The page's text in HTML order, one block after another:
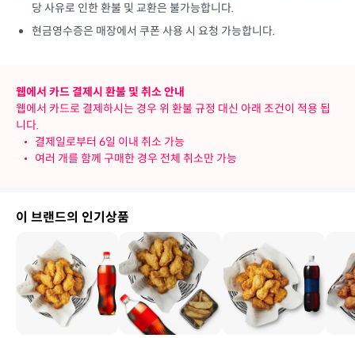
당 사유로 인한 환불 및 교환은 불가능합니다.
현금영수증은 매장에서 쿠폰 사용 시 요청 가능합니다.
웹에서 카드 결제시 환불 및 취소 안내
웹에서 카드로 결제하시는 경우 위 환불 규정 대신 아래 조건이 적용 됩
니다.
•
결제일로부터 6일 이내 취소 가능
•
여러 개를 함께 구매한 경우 전체 취소만 가능
이 브랜드의 인기상품